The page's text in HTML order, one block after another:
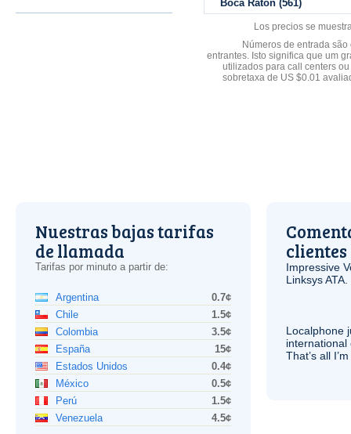
Boca Raton (561)
Los precios se
Números de entrada
entrantes. Isto significa que um
utilizados para call centers
sobretaxa de US $0.01
Nuestras bajas tarifas
de llamada
Tarifas por minuto a partir de:
Argentina
0.7¢
Chile
1.5¢
Colombia
3.5¢
España
15¢
Estados Unidos
0.4¢
México
0.5¢
Perú
1.5¢
Venezuela
4.5¢
clientes
Impressive
LinksysATA
Localphone
international
That’s all